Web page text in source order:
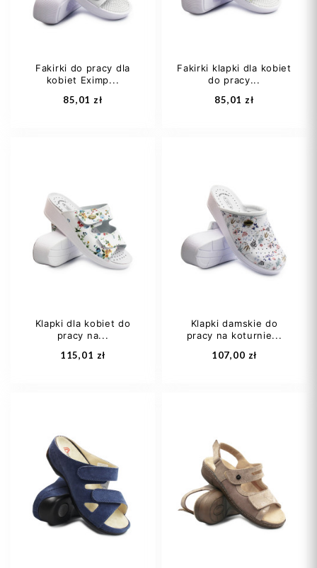
Dodaj do koszyka Dodaj do koszyka
Fakirki do pracy dla
kobiet Eximp...
85,01 zł
36 38
40
42
Dodaj do koszyka
Fakirki klapki dla kobiet
do pracy...
85,01 zł
38
41
Dodaj do koszyka
Klapki dla kobiet do
pracy na...
115,01 zł
38
Klapki damskie do
pracy na koturnie...
107,00 zł
38
40